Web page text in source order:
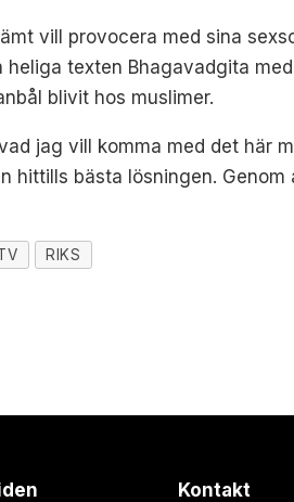
vill provocera med sina
heliga texten Bhagavadgita
blivit hos muslimer.
jag vill komma med det här
hittills bästa lösningen.
RIKS
Kontakt